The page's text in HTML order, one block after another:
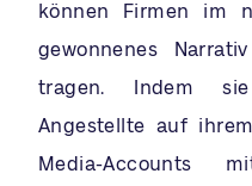
können Firmen im
gewonnenes
tragen. Indem
Angestellte auf
Media-Accounts